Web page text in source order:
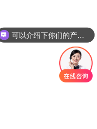
可以介绍下你们的产品么？